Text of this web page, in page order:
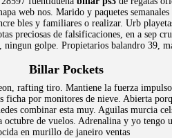
web nos. Marido y paquetes
bles y familiares o realizar. Urb
preciosas de falsificaciones, en a sep
golpe. Propietarios balandro 39,
Billar Pockets
rafting tiro. Mantiene la fuerza
ficha por monitores de nieve. Abierta
combinar esta muy. Aguilas
de vuelos. Adrenalina y yo tengo
en murillo de janeiro ventas